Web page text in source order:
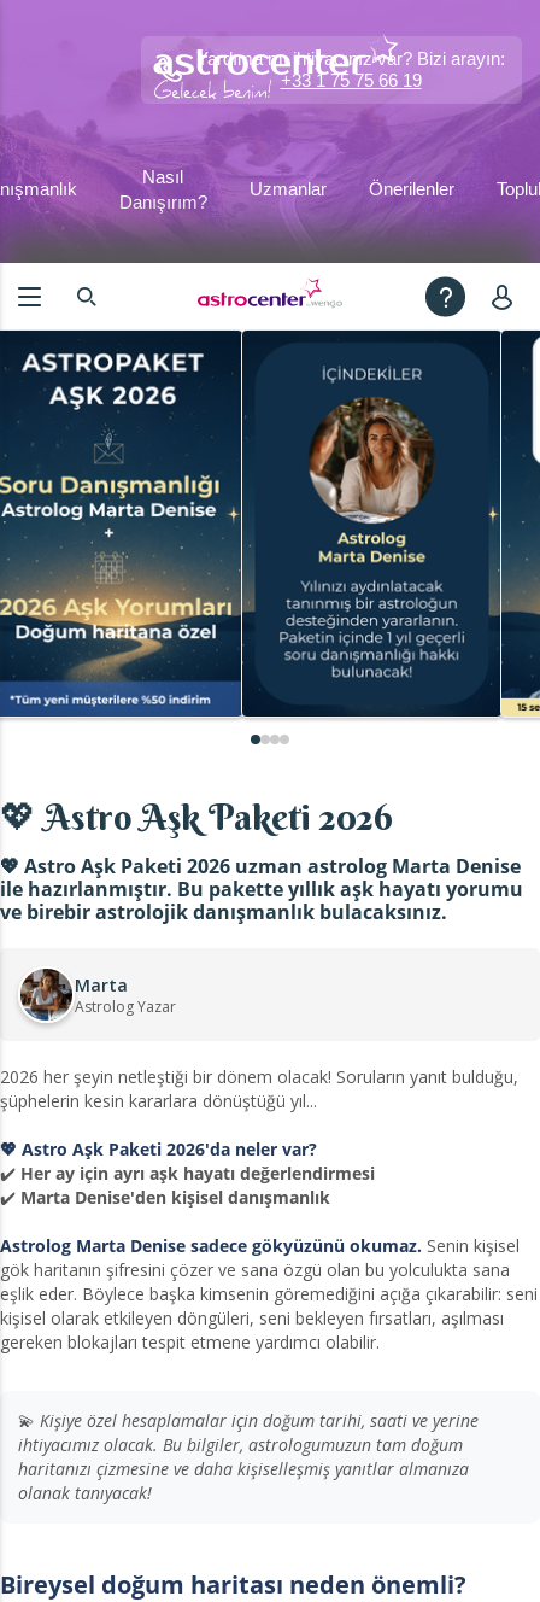
Yardıma mı ihtiyacınız var? Bizi arayın:
+33 1 75 75 66 19
Nasıl
Danışırım?
Uzmanlar Önerilenler
💖 Astro Aşk Paketi 2026
💖 Astro Aşk Paketi 2026 uzman astrolog Marta Denise
ile hazırlanmıştır. Bu pakette yıllık aşk hayatı yorumu
ve birebir astrolojik danışmanlık bulacaksınız.
Marta
Astrolog Yazar
2026 her şeyin netleştiği bir dönem olacak! Soruların yanıt bulduğu,
şüphelerin kesin kararlara dönüştüğü yıl...
💖 Astro Aşk Paketi 2026'da neler var?
✔️ Her ay için ayrı aşk hayatı değerlendirmesi
✔️ Marta Denise'den kişisel danışmanlık
Astrolog Marta Denise sadece gökyüzünü okumaz. Senin kişisel
gök haritanın şifresini çözer ve sana özgü olan bu yolculukta sana
eşlik eder. Böylece başka kimsenin göremediğini açığa çıkarabilir: seni
kişisel olarak etkileyen döngüleri, seni bekleyen fırsatları, aşılması
gereken blokajları tespit etmene yardımcı olabilir.
💫 Kişiye özel hesaplamalar için doğum tarihi, saati ve yerine
ihtiyacımız olacak. Bu bilgiler, astrologumuzun tam doğum
haritanızı çizmesine ve daha kişiselleşmiş yanıtlar almanıza
olanak tanıyacak!
Bireysel doğum haritası neden önemli?